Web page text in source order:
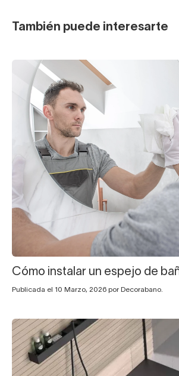
También puede interesarte
Cómo instalar un espejo de
Publicada el 10 Marzo, 2026 por Decorabano.